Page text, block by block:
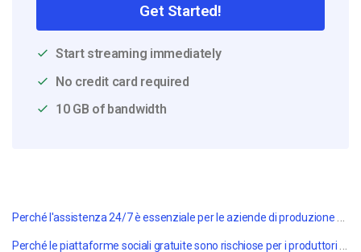
Get Started!
Start streaming immediately
No credit card required
10 GB of bandwidth
Perché l'assistenza 24/7 è essenziale per le aziende di produzione di eventi